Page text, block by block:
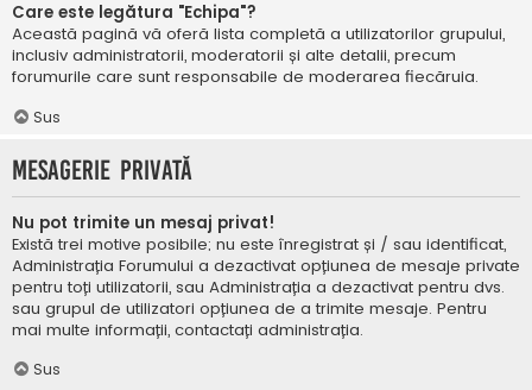
Care este legătura "Echipa"?
Această pagină vă oferă lista completă a utilizatorilor grupului,
inclusiv administratorii, moderatorii și alte detalii, precum
forumurile care sunt responsabile de moderarea fiecăruia.
Sus
Mesagerie privată
Nu pot trimite un mesaj privat!
Există trei motive posibile; nu este înregistrat și / sau identificat,
Administrația Forumului a dezactivat opțiunea de mesaje private
pentru toți utilizatorii, sau Administrația a dezactivat pentru dvs.
sau grupul de utilizatori opțiunea de a trimite mesaje. Pentru
mai multe informații, contactați administrația.
Sus